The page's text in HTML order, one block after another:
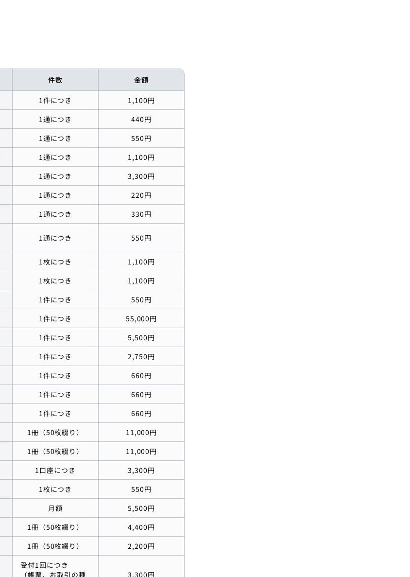
件数 金額
1件につき 1,100円
1通につき
440円
1通につき
550円
1通につき
1,100円
1通につき
3,300円
1通につき 220円
1通につき
330円
1通につき 550円
1枚につき
1,100円
1枚につき
1,100円
1件につき
550円
1件につき
55,000円
1件につき
5,500円
1件につき
2,750円
1件につき
660円
1件につき
660円
1件につき
660円
1冊（50枚綴り）
11,000円
1冊（50枚綴り）
11,000円
1口座につき
3,300円
1枚につき
550円
月額
5,500円
1冊（50枚綴り）
4,400円
1冊（50枚綴り） 2,200円
受付1回につき
（帳票、お取引の種
3,300円